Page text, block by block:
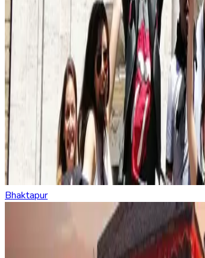
Bhaktapur